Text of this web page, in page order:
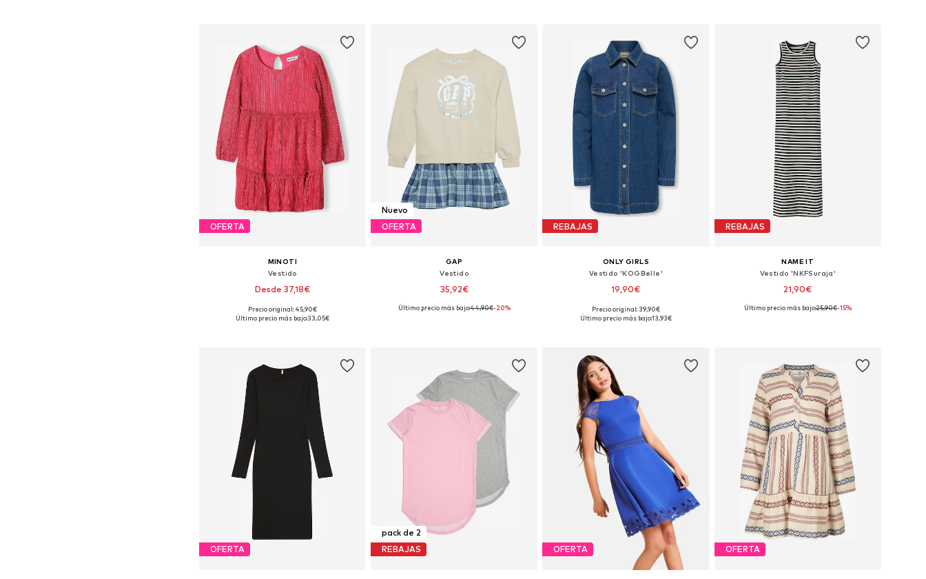
OFERTA
MINOTI
Vestido
Desde 37,18€
Disponible en muchas tallas
Precio original: 45,90€
Último precio más bajo:33,05€
Nuevo
OFERTA
GAP
Vestido
35,92€
Disponible en muchas tallas
Último precio más bajo:44,90€-20%
REBAJAS
ONLY GIRLS
Vestido 'KOGBelle'
19,90€
Tallas disponibles: 140, 146, 152, 158, 164
Precio original: 39,90€
Último precio más bajo:13,93€
REBAJAS
NAME IT
Vestido 'NKFSuraja'
21,90€
Último precio más bajo:25,90€-15%
OFERTA
pack de 2
REBAJAS
OFERTA OFERTA